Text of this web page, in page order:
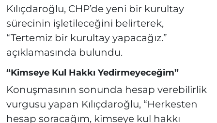
Kılıçdaroğlu, CHP’de yeni bir kurultay
sürecinin işletileceğini belirterek,
“Tertemiz bir kurultay yapacağız.”
açıklamasında bulundu.
“Kimseye Kul Hakkı Yedirmeyeceğim”
Konuşmasının sonunda hesap verebilirlik
vurgusu yapan Kılıçdaroğlu, “Herkesten
hesap soracağım, kimseye kul hakkı